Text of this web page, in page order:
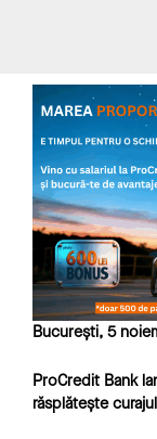
București, 5
ProCredit Bank
răsplătește